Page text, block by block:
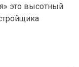
это высотный